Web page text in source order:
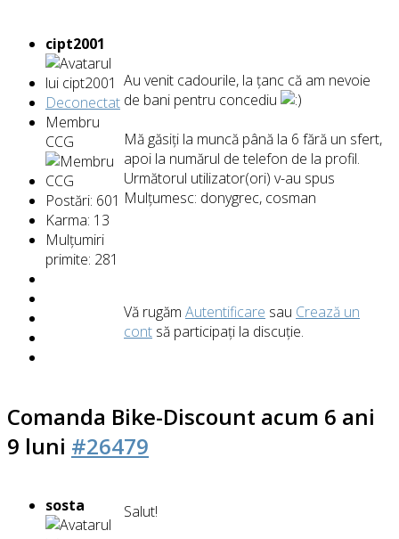
cipt2001
Deconectat
Membru
CCG
Postări: 601
Karma: 13
Mulțumiri
primite: 281
Au venit cadourile, la țanc că am nevoie
de bani pentru concediu
Mă găsiți la muncă până la 6 fără un sfert,
apoi la numărul de telefon de la profil.
Următorul utilizator(ori) v-au spus
Mulțumesc: donygrec, cosman
Vă rugăm Autentificare sau Crează un
cont să participaţi la discuţie.
Comanda Bike-Discount acum 6 ani
9 luni #26479
sosta
Salut!